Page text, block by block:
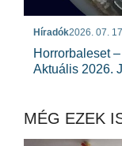
Híradók2026. 07.
Horrorbaleset
Aktuális 2026.
MÉG EZEK